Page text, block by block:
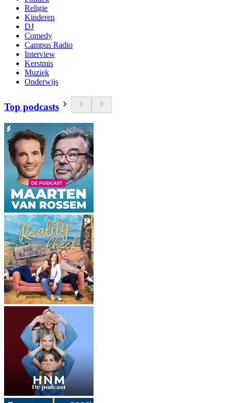
Religie
Kinderen
DJ
Comedy
Campus Radio
Interview
Kerstmis
Muziek
Onderwijs
Top podcasts